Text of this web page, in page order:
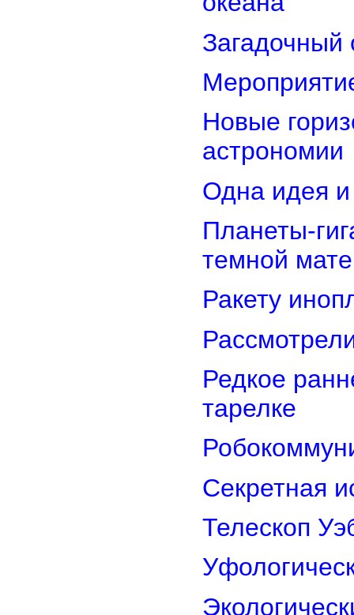
Загадочный
Новые
астрономии
Одна идея и
Планеты-
темной
Ракету
Редкое
тарелке
Секретная
Телескоп